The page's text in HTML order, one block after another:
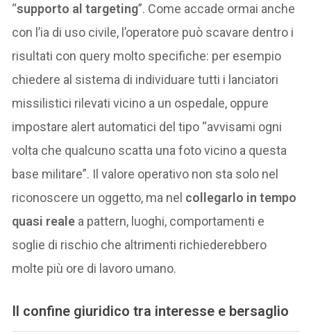
“supporto al targeting”. Come accade ormai anche
con l’ia di uso civile, l’operatore può scavare dentro i
risultati con query molto specifiche: per esempio
chiedere al sistema di individuare tutti i lanciatori
missilistici rilevati vicino a un ospedale, oppure
impostare alert automatici del tipo “avvisami ogni
volta che qualcuno scatta una foto vicino a questa
base militare”. Il valore operativo non sta solo nel
riconoscere un oggetto, ma nel collegarlo in tempo
quasi reale a pattern, luoghi, comportamenti e
soglie di rischio che altrimenti richiederebbero
molte più ore di lavoro umano.
Il confine giuridico tra interesse e bersaglio